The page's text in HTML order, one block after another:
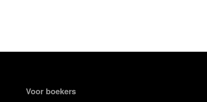
Voor boekers